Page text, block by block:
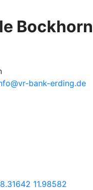
Bockhorn
bank-erding.de
11.98582